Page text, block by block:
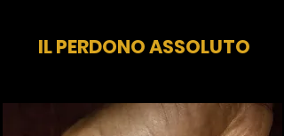
IL PERDONO ASSOLUTO